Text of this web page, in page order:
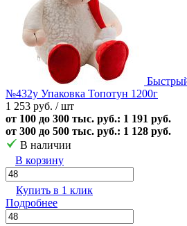
№432у Упаковка Топотун 1200г
1 253 руб. / шт
от 100 до 300 тыс. руб.: 1 191 руб.
от 300 до 500 тыс. руб.: 1 128 руб.
В наличии
В корзину
Купить в 1 клик
Подробнее